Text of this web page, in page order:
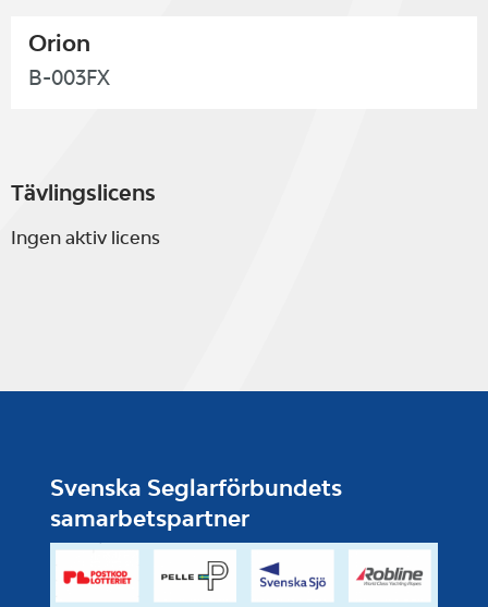
Orion
B-003FX
Tävlingslicens
Ingen aktiv licens
Svenska Seglarförbundets
samarbetspartner